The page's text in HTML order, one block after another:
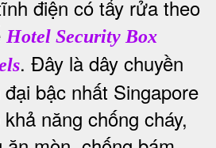
điện có tẩy rửa theo
Hotel Security Box
. Đây là dây chuyền
bậc nhất Singapore
năng chống cháy,